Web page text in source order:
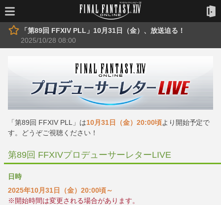
「第89回 FFXIV PLL」10月31日（金）、放送迫る！
2025/10/28 08:00
「第89回 FFXIV PLL」は10月31日（金）20:00頃より開始予定で
す。どうぞご視聴ください！
第89回 FFXIVプロデューサーレターLIVE
日時
2025年10月31日（金）20:00頃～
※開始時間は変更される場合があります。